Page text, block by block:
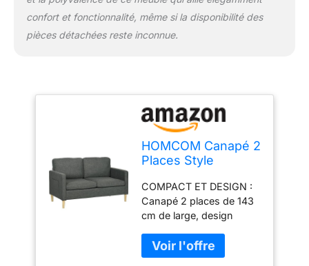
résister à l'usure
SPÉCIFICATIONS :
Charge max.
recommandée : 200 kg.
Assemblage requis
confort et fonctionnalité, même si la disponibilité des
pièces détachées reste inconnue.
HOMCOM Canapé 2
Places Style
Pochettes sur Les
accoudoirs Pieds
en Bois revêtement
Tissu Aspect Lin -
Gris
COMPACT ET DESIGN :
Canapé 2 places de 143
cm de large, design
idéal pour ajouter une
touche supplémentaire